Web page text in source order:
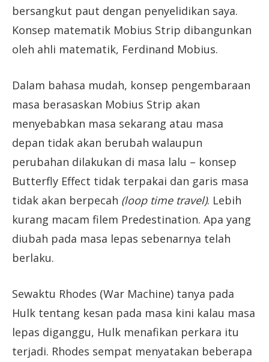
bersangkut paut dengan penyelidikan saya.
Konsep matematik Mobius Strip dibangunkan
oleh ahli matematik, Ferdinand Mobius.
Dalam bahasa mudah, konsep pengembaraan
masa berasaskan Mobius Strip akan
menyebabkan masa sekarang atau masa
depan tidak akan berubah walaupun
perubahan dilakukan di masa lalu – konsep
Butterfly Effect tidak terpakai dan garis masa
tidak akan berpecah (loop time travel). Lebih
kurang macam filem Predestination. Apa yang
diubah pada masa lepas sebenarnya telah
berlaku.
Sewaktu Rhodes (War Machine) tanya pada
Hulk tentang kesan pada masa kini kalau masa
lepas diganggu, Hulk menafikan perkara itu
terjadi. Rhodes sempat menyatakan beberapa